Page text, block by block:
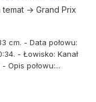
→ Grand Prix
cm. - Data połowu:
- Łowisko: Kanał
Opis połowu:...